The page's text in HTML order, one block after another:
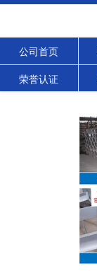
公司首页
荣誉认证